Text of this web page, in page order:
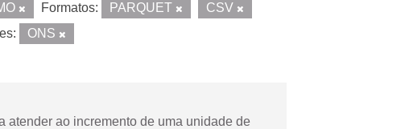
Formatos: PARQUET
CSV
ONS
atender ao incremento de uma unidade de